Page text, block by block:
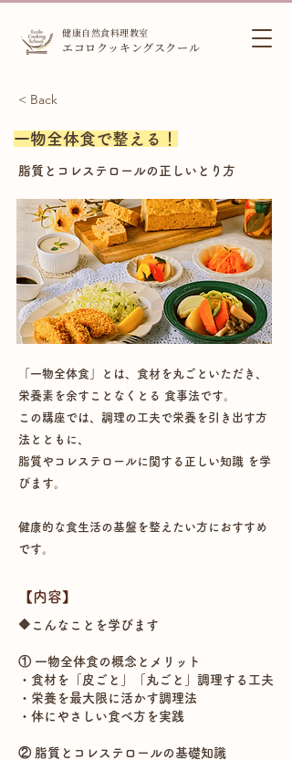
健康自然食料理教室
エコロクッキングスクール
< Back
一物全体食で整える！
脂質とコレステロールの正しいとり方
「一物全体食」とは、食材を丸ごといただき、
栄養素を余すことなくとる 食事法です。
この講座では、調理の工夫で栄養を引き出す方
法とともに、
脂質やコレステロールに関する正しい知識 を学
びます。
健康的な食生活の基盤を整えたい方におすすめ
です。
【​内容】
🔶こんなことを学びます
① 一物全体食の概念とメリット
・食材を「皮ごと」「丸ごと」調理する工夫
・栄養を最大限に活かす調理法
・体にやさしい食べ方を実践
② 脂質とコレステロールの基礎知識